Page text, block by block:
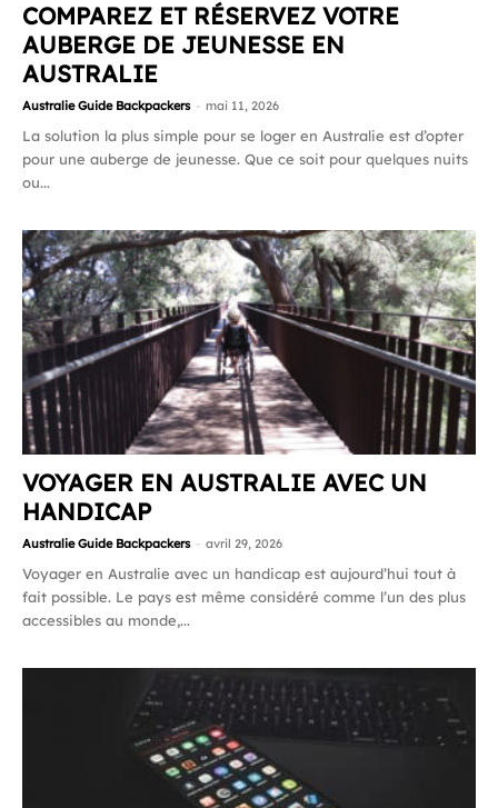
COMPAREZ ET RÉSERVEZ VOTRE
AUBERGE DE JEUNESSE EN
AUSTRALIE
Australie Guide Backpackers - mai 11, 2026
La solution la plus simple pour se loger en Australie est d’opter
pour une auberge de jeunesse. Que ce soit pour quelques nuits
ou...
VOYAGER EN AUSTRALIE AVEC UN
HANDICAP
Australie Guide Backpackers - avril 29, 2026
Voyager en Australie avec un handicap est aujourd’hui tout à
fait possible. Le pays est même considéré comme l’un des plus
accessibles au monde,...